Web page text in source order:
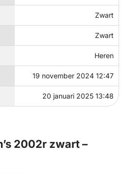
Zwart
Zwart
Heren
19 november 2024 12:47
20 januari 2025 13:48
2002r zwart –